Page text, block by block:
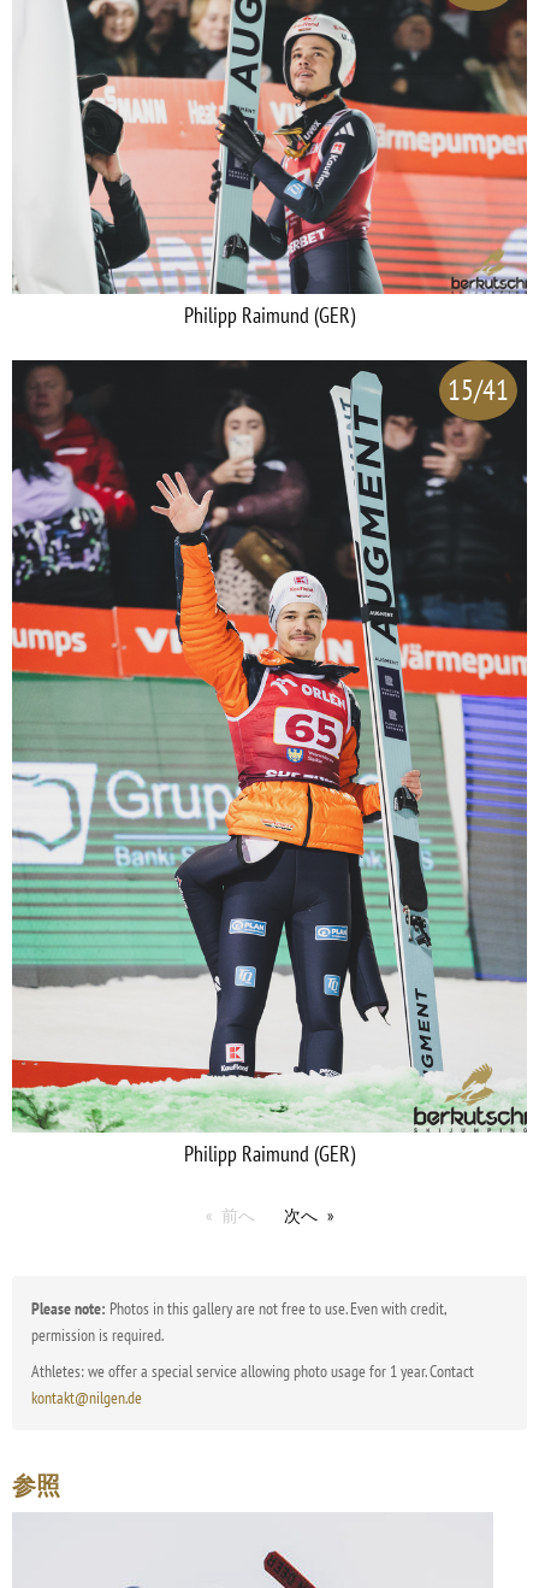
Philipp Raimund (GER)
15/41
Philipp Raimund (GER)
前へ 次へ
Please note: Photos in this gallery are not free to use. Even with credit,
permission is required.
Athletes: we offer a special service allowing photo usage for 1 year. Contact
kontakt@nilgen.de
参照